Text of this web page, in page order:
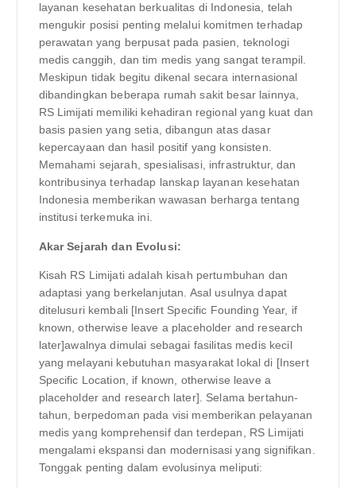
layanan kesehatan berkualitas di Indonesia, telah
mengukir posisi penting melalui komitmen terhadap
perawatan yang berpusat pada pasien, teknologi
medis canggih, dan tim medis yang sangat terampil.
Meskipun tidak begitu dikenal secara internasional
dibandingkan beberapa rumah sakit besar lainnya,
RS Limijati memiliki kehadiran regional yang kuat dan
basis pasien yang setia, dibangun atas dasar
kepercayaan dan hasil positif yang konsisten.
Memahami sejarah, spesialisasi, infrastruktur, dan
kontribusinya terhadap lanskap layanan kesehatan
Indonesia memberikan wawasan berharga tentang
institusi terkemuka ini.
Akar Sejarah dan Evolusi:
Kisah RS Limijati adalah kisah pertumbuhan dan
adaptasi yang berkelanjutan. Asal usulnya dapat
ditelusuri kembali [Insert Specific Founding Year, if
known, otherwise leave a placeholder and research
later]awalnya dimulai sebagai fasilitas medis kecil
yang melayani kebutuhan masyarakat lokal di [Insert
Specific Location, if known, otherwise leave a
placeholder and research later]. Selama bertahun-
tahun, berpedoman pada visi memberikan pelayanan
medis yang komprehensif dan terdepan, RS Limijati
mengalami ekspansi dan modernisasi yang signifikan.
Tonggak penting dalam evolusinya meliputi: